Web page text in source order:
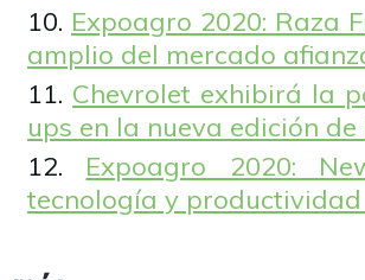
Expoagro 2020: Raza
amplio del mercado
Chevrolet exhibirá la
ups en la nueva edición de
Expoagro 2020:
tecnología y